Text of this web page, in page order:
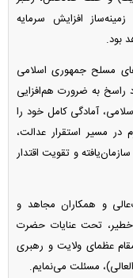
افزایش سرمایه
بود.
مسلح جمهوری اسلامی
راسخ به ضرورت هم‌افزایی
آمادگی کامل خود را
در مسیر استقرار عدالت،
و تقویت اقتدار
و همکاران مجاهد و
خطیر، تحت عنایات حضرت
عظمای ولایت و رهبری
مسئلت می‌نمایم.